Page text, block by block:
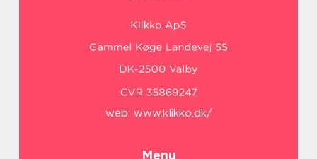
web: www.klikko.dk/
Menu